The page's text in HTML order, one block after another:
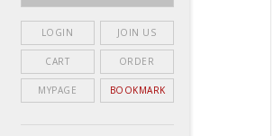
LOGIN JOIN US
CART ORDER
MYPAGE BOOKMARK